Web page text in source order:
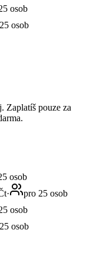
osob
osob
Zaplatíš pouze za
osob
·
pro 25 osob
osob
osob